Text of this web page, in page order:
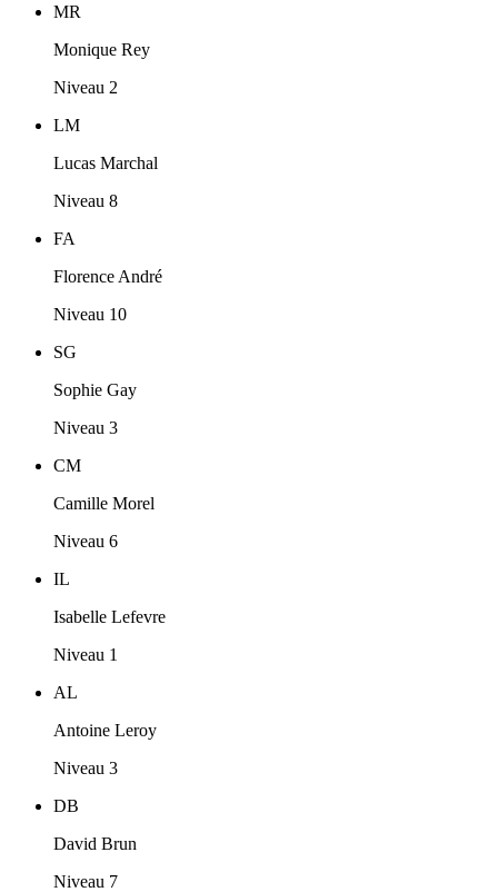
MR
Monique Rey
Niveau 2
LM
Lucas Marchal
Niveau 8
FA
Florence André
Niveau 10
SG
Sophie Gay
Niveau 3
CM
Camille Morel
Niveau 6
IL
Isabelle Lefevre
Niveau 1
AL
Antoine Leroy
Niveau 3
DB
David Brun
Niveau 7